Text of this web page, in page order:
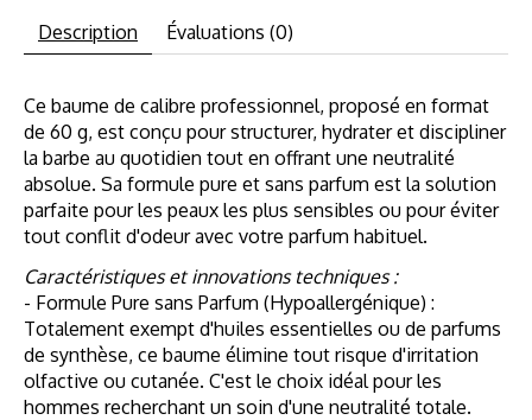
Description Évaluations (0)
Ce baume de calibre professionnel, proposé en format
de 60 g, est conçu pour structurer, hydrater et discipliner
la barbe au quotidien tout en offrant une neutralité
absolue. Sa formule pure et sans parfum est la solution
parfaite pour les peaux les plus sensibles ou pour éviter
tout conflit d'odeur avec votre parfum habituel.
Caractéristiques et innovations techniques :
- Formule Pure sans Parfum (Hypoallergénique) :
Totalement exempt d'huiles essentielles ou de parfums
de synthèse, ce baume élimine tout risque d'irritation
olfactive ou cutanée. C'est le choix idéal pour les
hommes recherchant un soin d'une neutralité totale.